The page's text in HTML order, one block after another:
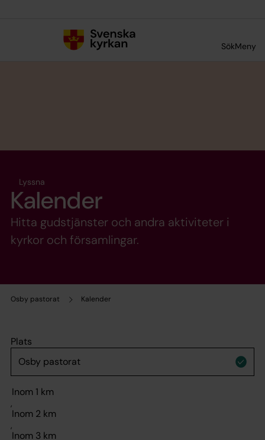
SökMeny
Osby pastorat Kalender
Lyssna
Kalender
Hitta gudstjänster och andra aktiviteter i
kyrkor och församlingar.
Plats
,
,